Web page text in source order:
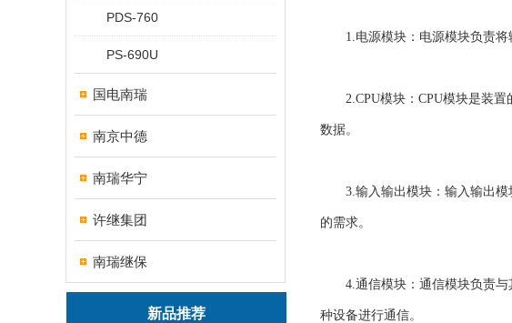
PDS-760
PS-690U
国电南瑞
南京中德
南瑞华宁
许继集团
南瑞继保
新品推荐
1.电源模块：电源模块负责将
2.CPU模块：CPU模块是装置
数据。
3.输入输出模块：输入输出模
的需求。
4.通信模块：通信模块负责与其
种设备进行通信。